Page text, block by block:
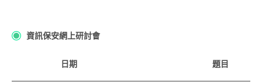
資訊保安網上研討會
日期 題目